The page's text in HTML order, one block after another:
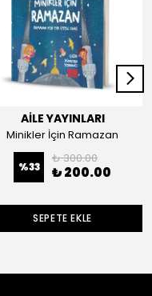
AİLE YAYINLARI
Minikler İçin Ramazan
%33
₺ 300.00
₺ 200.00
SEPETE EKLE